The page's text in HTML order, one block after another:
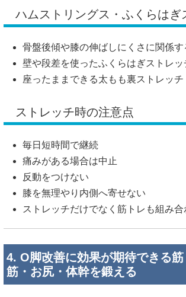
ハムストリングス・ふくらはぎ
骨盤後傾や膝の伸ばしにくさに関係
壁や段差を使ったふくらはぎストレッ
座ったままできる太もも裏ストレッチ
ストレッチ時の注意点
毎日短時間で継続
痛みがある場合は中止
反動をつけない
膝を無理やり内側へ寄せない
ストレッチだけでなく筋トレも組み合
4. O脚改善に効果が期待できる
筋・お尻・体幹を鍛える